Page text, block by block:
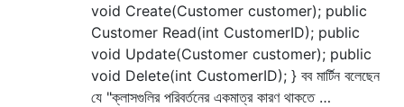
void Create(Customer customer); public
Customer Read(int CustomerID); public
void Update(Customer customer); public
void Delete(int CustomerID); } বব মার্টিন বলেছেন
যে "ক্লাসগুলির পরিবর্তনের একমাত্র কারণ থাকতে …